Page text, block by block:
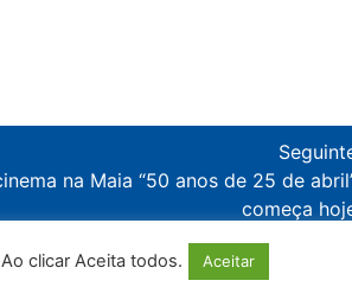
na Maia “50 anos de 25 de
começa
clicar Aceita todos. Aceitar